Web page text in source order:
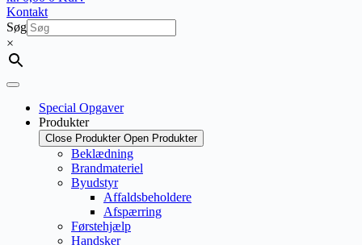
Kontakt
Søg
×
Special Opgaver
Produkter
Close Produkter Open Produkter
Beklædning
Brandmateriel
Byudstyr
Affaldsbeholdere
Afspærring
Førstehjælp
Handsker